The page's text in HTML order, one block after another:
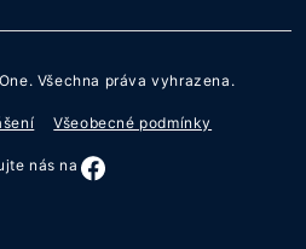
. Všechna práva vyhrazena.
Všeobecné podmínky
nás na